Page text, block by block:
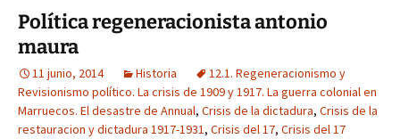
Política regeneracionista antonio
maura
11 junio, 2014 Historia
12.1. Regeneracionismo y
Revisionismo político. La crisis de 1909 y 1917. La guerra colonial en
Marruecos. El desastre de Annual, Crisis de la dictadura, Crisis de la
restauracion y dictadura 1917-1931, Crisis del 17, Crisis del 17